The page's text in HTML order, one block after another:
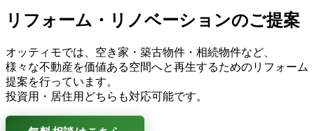
リフォーム・リノベーションのご提案
オッティモでは、空き家・築古物件・相続物件など、
様々な不動産を価値ある空間へと再生するためのリフォーム
提案を行っています。
投資用・居住用どちらも対応可能です。